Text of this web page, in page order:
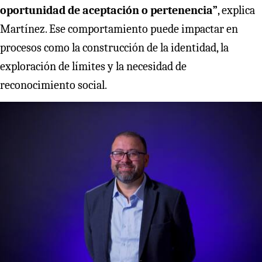
oportunidad de aceptación o pertenencia”, explica
Martínez. Ese comportamiento puede impactar en
procesos como la construcción de la identidad, la
exploración de límites y la necesidad de
reconocimiento social.